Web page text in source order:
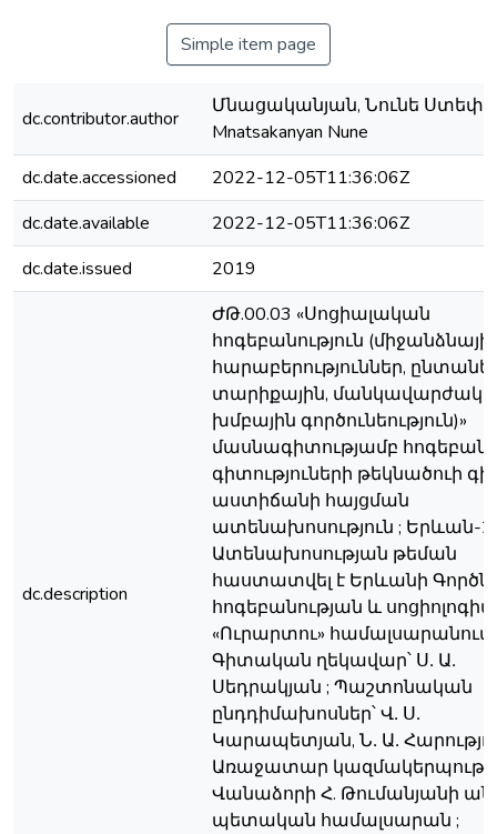
Simple item page
dc.contributor.author
Մնացականյան, Նունե
Mnatsakanyan Nune
dc.date.accessioned
2022-12-05T11:36:06Z
dc.date.available
2022-12-05T11:36:06Z
dc.date.issued
2019
dc.description
ԺԹ.00.03 «Սոցիալական
հոգեբանություն
հարաբերություններ,
տարիքային,
խմբային գործունեություն)»
մասնագիտությամբ
գիտություների թեկնածուի
աստիճանի հայցման
ատենախոսություն ; Երևան-
Ատենախոսության թեման
հաստատվել է Երևանի
հոգեբանության և
«Ուրարտու» համալսարանում ;
Գիտական ղեկավար՝ Ս․ Ա․
Սեդրակյան ; Պաշտոնական
ընդդիմախոսներ՝ Վ․ Ս․
Կարապետյան, Ն․ Ա․
Առաջատար
Վանաձորի Հ. Թումանյանի
պետական համալսարան ;